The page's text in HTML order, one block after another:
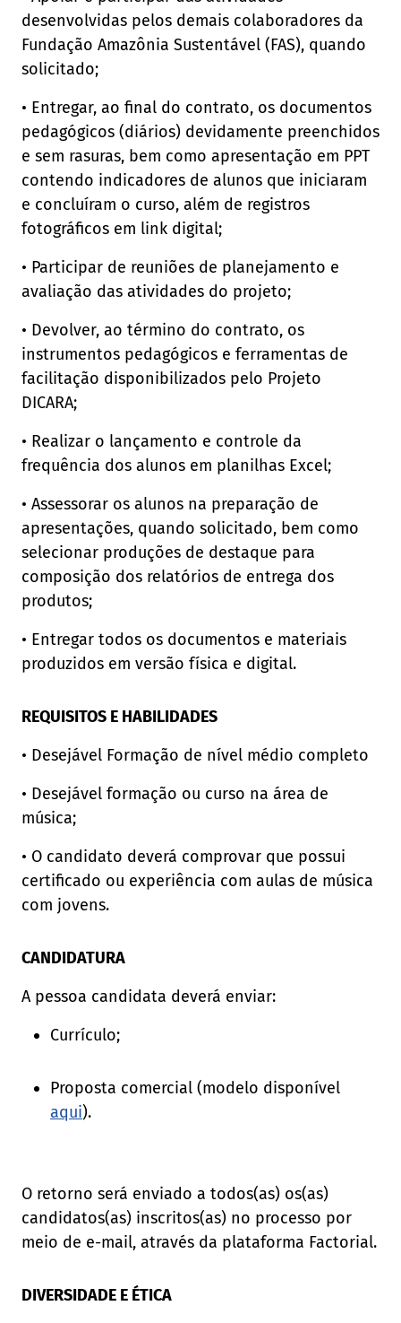
desenvolvidas pelos demais colaboradores da
Fundação Amazônia Sustentável (FAS), quando
solicitado;
• Entregar, ao final do contrato, os documentos
pedagógicos (diários) devidamente preenchidos
e sem rasuras, bem como apresentação em PPT
contendo indicadores de alunos que iniciaram
e concluíram o curso, além de registros
fotográficos em link digital;
• Participar de reuniões de planejamento e
avaliação das atividades do projeto;
• Devolver, ao término do contrato, os
instrumentos pedagógicos e ferramentas de
facilitação disponibilizados pelo Projeto
DICARA;
• Realizar o lançamento e controle da
frequência dos alunos em planilhas Excel;
• Assessorar os alunos na preparação de
apresentações, quando solicitado, bem como
selecionar produções de destaque para
composição dos relatórios de entrega dos
produtos;
• Entregar todos os documentos e materiais
produzidos em versão física e digital.
REQUISITOS E HABILIDADES
• Desejável Formação de nível médio completo
• Desejável formação ou curso na área de
música;
• O candidato deverá comprovar que possui
certificado ou experiência com aulas de música
com jovens.
CANDIDATURA
A pessoa candidata deverá enviar:
Currículo;
Proposta comercial (modelo disponível
aqui).
O retorno será enviado a todos(as) os(as)
candidatos(as) inscritos(as) no processo por
meio de e-mail, através da plataforma Factorial.
DIVERSIDADE E ÉTICA